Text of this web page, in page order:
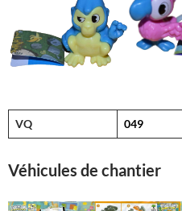
VQ 049
Véhicules de chantier